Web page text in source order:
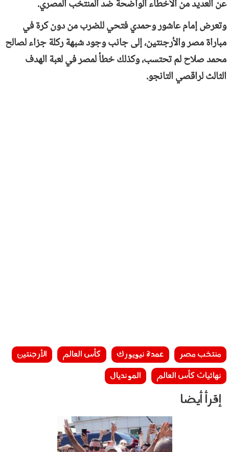
عن العديد من الأخطاء الواضحة ضد المنتخب المصري.
وتعرض إمام عاشور وحمدي فتحي للضرب من دون كرة في
مباراة مصر والأرجنتين، إلى جانب وجود شبهة ركلة جزاء لصالح
محمد صلاح لم تحتسب، وكذلك خطأ لمصر في لعبة الهدف
الثالث لراقصي التانجو.
منتخب مصر عمدة نيويورك كأس العالم
الأرجنتين
نهائيات كأس العالم
المونديال
إقرأ أيضا